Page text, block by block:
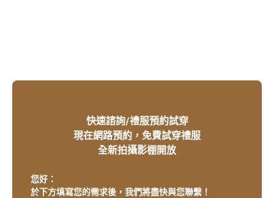
快速諮詢/禮服預約試穿
現在網路預約，免費試穿禮服
全新拍攝影棚開放
您好：
於下方填寫您的需求後，我們將盡快與您聯繫！